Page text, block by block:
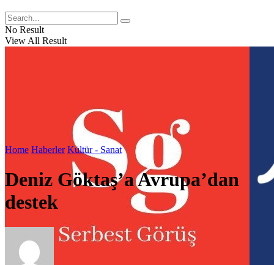
No Result
View All Result
Home Haberler Kültür - Sanat
Deniz Göktaş’a Avrupa’dan
destek